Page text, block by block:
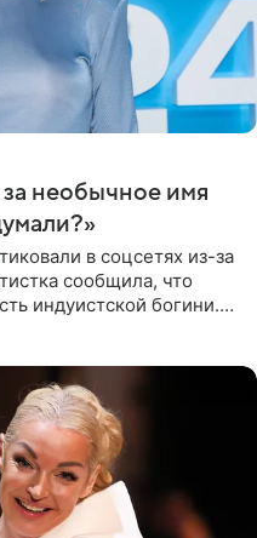
необычное имя
в соцсетях из-за
сообщила, что
индуистской богини.